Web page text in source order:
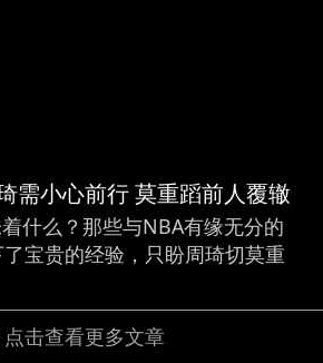
需小心前行 莫重蹈前人覆辙
什么？那些与NBA有缘无分的
宝贵的经验，只盼周琦切莫重
点击查看更多文章